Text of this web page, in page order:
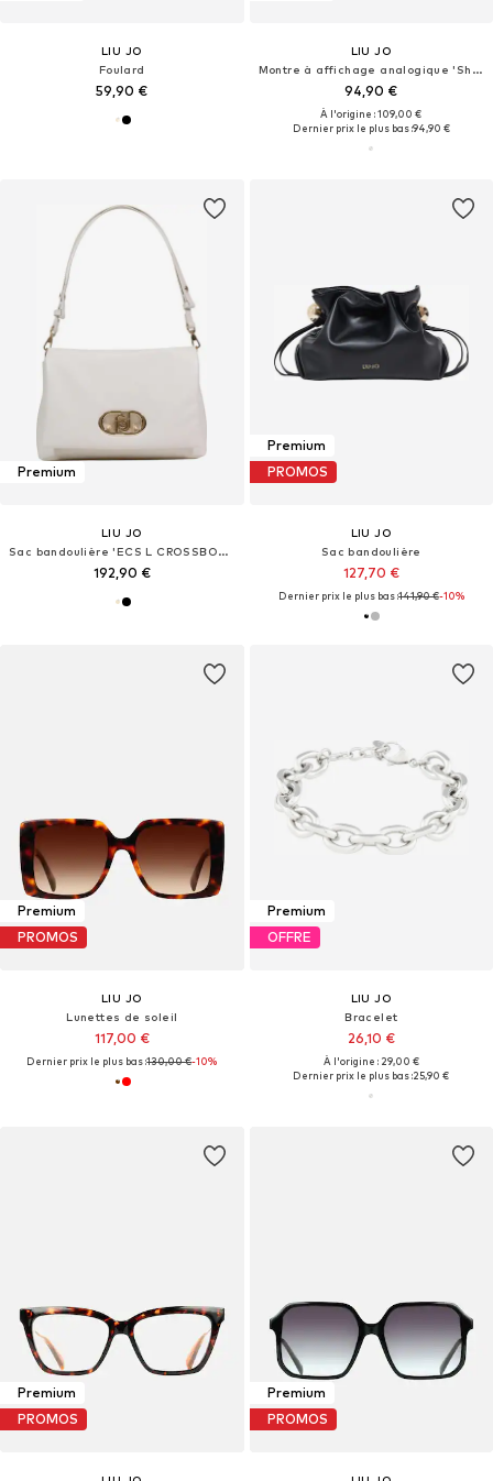
LIU JO
Foulard
59,90 €
LIU JO
Montre à affichage analogique 'Shine'
94,90 €
À l'origine : 109,00 €
Dernier prix le plus bas :94,90 €
Premium
LIU JO
Sac bandoulière 'ECS L CROSSBODY AA6147 E0953'
192,90 €
Premium
PROMOS
LIU JO
Sac bandoulière
127,70 €
Dernier prix le plus bas :141,90 €-10%
Premium
PROMOS
LIU JO
Lunettes de soleil
117,00 €
Dernier prix le plus bas :130,00 €-10%
Premium
OFFRE
LIU JO
Bracelet
26,10 €
À l'origine : 29,00 €
Dernier prix le plus bas :25,90 €
Premium
PROMOS
Premium
PROMOS